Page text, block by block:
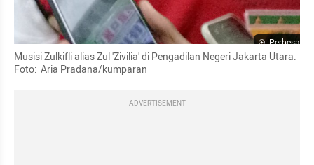
Perbesar
Musisi Zulkifli alias Zul 'Zivilia' di Pengadilan Negeri Jakarta Utara.
Foto:  Aria Pradana/kumparan
ADVERTISEMENT